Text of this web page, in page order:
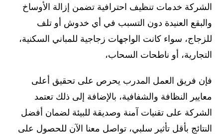
الشركة خدمات تنظيف احترافية تضمن إزالة الأوساخ
والبقع العنيدة دون التسبب في أي خدوش أو تلف
للزجاج، سواء كانت الواجهات زجاجية للمباني السكنية،
التجارية، أو ناطحات السحاب،
فإن فريق العمل المدرب يحرص على تحقيق أعلى
معايير النظافة والشفافية، بالإضافة إلى ذلك تعتمد
الشركة على تقنيات آمنة وصديقة للبيئة لضمان أفضل
النتائج بأقل تأثير سلبي، تواصل معنا الآن للحصول على